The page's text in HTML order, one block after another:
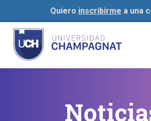
Quiero inscribirme a una